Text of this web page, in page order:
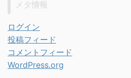
ログイン
投稿フィード
コメントフィード
WordPress.org